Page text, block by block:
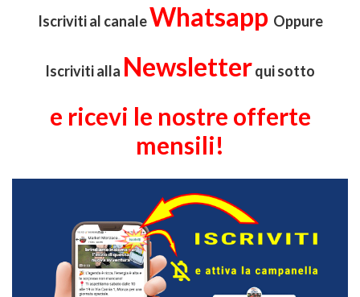
Iscriviti al canaleWhatsapp Oppure
Iscriviti alla Newsletterqui sotto
e ricevi le nostre offerte
mensili!